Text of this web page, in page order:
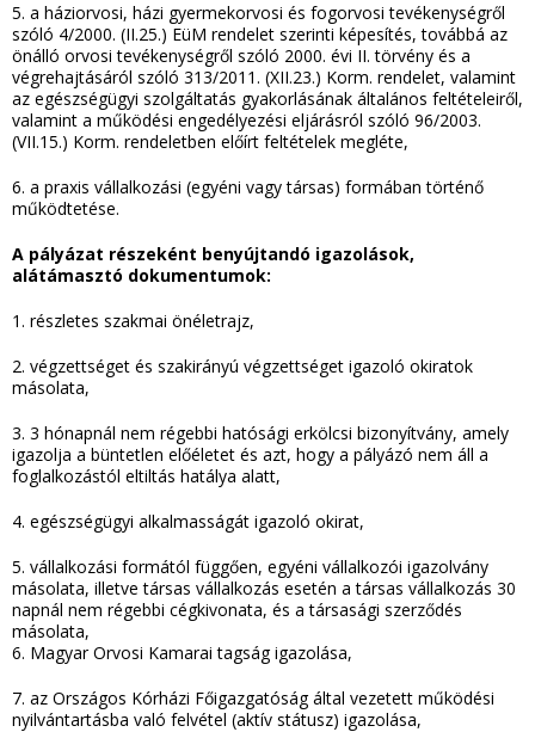
5. a háziorvosi, házi gyermekorvosi és fogorvosi tevékenységről
szóló 4/2000. (II.25.) EüM rendelet szerinti képesítés, továbbá az
önálló orvosi tevékenységről szóló 2000. évi II. törvény és a
végrehajtásáról szóló 313/2011. (XII.23.) Korm. rendelet, valamint
az egészségügyi szolgáltatás gyakorlásának általános feltételeiről,
valamint a működési engedélyezési eljárásról szóló 96/2003.
(VII.15.) Korm. rendeletben előírt feltételek megléte,
6. a praxis vállalkozási (egyéni vagy társas) formában történő
működtetése.
A pályázat részeként benyújtandó igazolások,
alátámasztó dokumentumok:
1. részletes szakmai önéletrajz,
2. végzettséget és szakirányú végzettséget igazoló okiratok
másolata,
3. 3 hónapnál nem régebbi hatósági erkölcsi bizonyítvány, amely
igazolja a büntetlen előéletet és azt, hogy a pályázó nem áll a
foglalkozástól eltiltás hatálya alatt,
4. egészségügyi alkalmasságát igazoló okirat,
5. vállalkozási formától függően, egyéni vállalkozói igazolvány
másolata, illetve társas vállalkozás esetén a társas vállalkozás 30
napnál nem régebbi cégkivonata, és a társasági szerződés
másolata,
6. Magyar Orvosi Kamarai tagság igazolása,
7. az Országos Kórházi Főigazgatóság által vezetett működési
nyilvántartásba való felvétel (aktív státusz) igazolása,